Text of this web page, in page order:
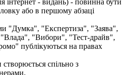
або в першому абзаці
"Думка", "Експертиза", "Заява",
"Вибори", "Тест-драйв",
публікуються на правах
спільно з